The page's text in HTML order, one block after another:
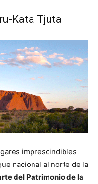
Kata Tjuta
imprescindibles
nacional al norte de la
del Patrimonio de la